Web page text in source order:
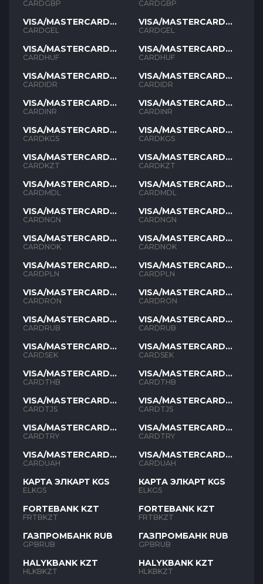
GBP
CARDGBP
VISA/MASTERCARD
GEL
CARDGEL
VISA/MASTERCARD
HUF
CARDHUF
VISA/MASTERCARD
IDR
CARDIDR
VISA/MASTERCARD
INR
CARDINR
VISA/MASTERCARD
KGS
CARDKGS
VISA/MASTERCARD
KZT
CARDKZT
VISA/MASTERCARD
MDL
CARDMDL
VISA/MASTERCARD
NGN
CARDNGN
VISA/MASTERCARD
NOK
CARDNOK
VISA/MASTERCARD
PLN
CARDPLN
VISA/MASTERCARD
RON
CARDRON
VISA/MASTERCARD
RUB
CARDRUB
VISA/MASTERCARD
SEK
CARDSEK
VISA/MASTERCARD
THB
CARDTHB
VISA/MASTERCARD
TJS
CARDTJS
VISA/MASTERCARD
TYR
CARDTRY
VISA/MASTERCARD
UAH
CARDUAH
КАРТА ЭЛКАРТ KGS
ELKGS
FORTEBANK KZT
FRTBKZT
ГАЗПРОМБАНК RUB
GPBRUB
HALYKBANK KZT
HLKBKZT
GBP
CARDGBP
VISA/MASTERCARD
GEL
CARDGEL
VISA/MASTERCARD
HUF
CARDHUF
VISA/MASTERCARD
IDR
CARDIDR
VISA/MASTERCARD
INR
CARDINR
VISA/MASTERCARD
KGS
CARDKGS
VISA/MASTERCARD
KZT
CARDKZT
VISA/MASTERCARD
MDL
CARDMDL
VISA/MASTERCARD
NGN
CARDNGN
VISA/MASTERCARD
NOK
CARDNOK
VISA/MASTERCARD
PLN
CARDPLN
VISA/MASTERCARD
RON
CARDRON
VISA/MASTERCARD
RUB
CARDRUB
VISA/MASTERCARD
SEK
CARDSEK
VISA/MASTERCARD
THB
CARDTHB
VISA/MASTERCARD
TJS
CARDTJS
VISA/MASTERCARD
TYR
CARDTRY
VISA/MASTERCARD
UAH
CARDUAH
КАРТА ЭЛКАРТ KGS
ELKGS
FORTEBANK KZT
FRTBKZT
ГАЗПРОМБАНК RUB
GPBRUB
HALYKBANK KZT
HLKBKZT